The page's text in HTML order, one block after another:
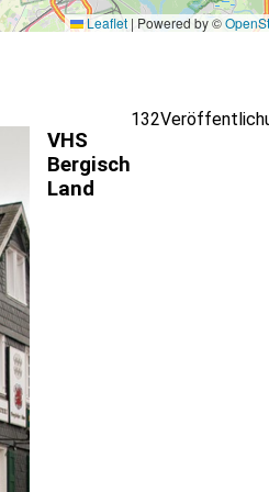
Leaflet | Powered by ©
VHS
Bergisch
Land
132